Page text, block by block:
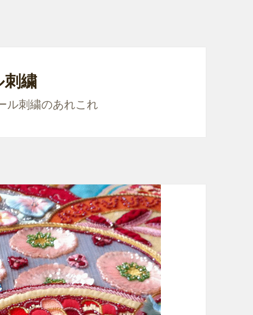
繍
ル刺繍のあれこれ